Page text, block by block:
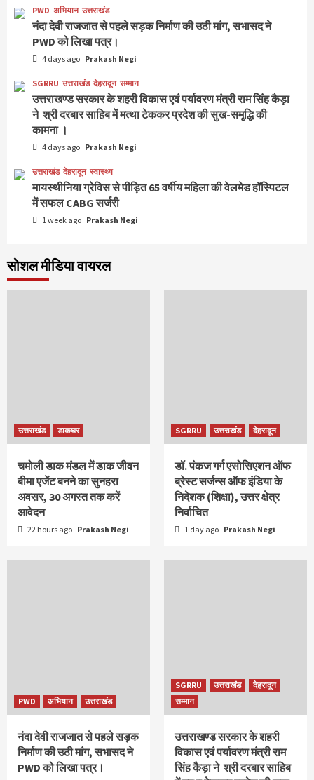
PWD अभियान उत्तराखंड
नंदा देवी राजजात से पहले सड़क निर्माण की उठी मांग, सभासद ने
PWD को लिखा पत्र।
4 days ago Prakash Negi
SGRRU उत्तराखंड देहरादून सम्मान
उत्तराखण्ड सरकार के शहरी विकास एवं पर्यावरण मंत्री राम सिंह कैड़ा
ने श्री दरबार साहिब में मत्था टेककर प्रदेश की सुख-समृद्धि की
कामना ।
4 days ago Prakash Negi
उत्तराखंड देहरादून स्वास्थ्य
मायस्थीनिया ग्रेविस से पीड़ित 65 वर्षीय महिला की वेलमेड हॉस्पिटल
में सफल CABG सर्जरी
1 week ago Prakash Negi
सोशल मीडिया वायरल
उत्तराखंड डाकघर
चमोली डाक मंडल में डाक जीवन
बीमा एजेंट बनने का सुनहरा
अवसर, 30 अगस्त तक करें
आवेदन
22 hours ago Prakash Negi
SGRRU उत्तराखंड देहरादून
डॉ. पंकज गर्ग एसोसिएशन ऑफ
ब्रेस्ट सर्जन्स ऑफ इंडिया के
निदेशक (शिक्षा), उत्तर क्षेत्र
निर्वाचित
1 day ago Prakash Negi
PWD अभियान उत्तराखंड
नंदा देवी राजजात से पहले सड़क
निर्माण की उठी मांग, सभासद ने
PWD को लिखा पत्र।
SGRRU उत्तराखंड
देहरादून
सम्मान
उत्तराखण्ड सरकार के शहरी
विकास एवं पर्यावरण मंत्री राम
सिंह कैड़ा ने श्री दरबार साहिब